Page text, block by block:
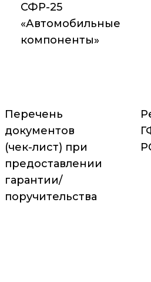
СФР-25
«Автомобильные
компоненты»
Перечень
документов
(чек-лист) при
предоставлении
гарантии/
поручительства